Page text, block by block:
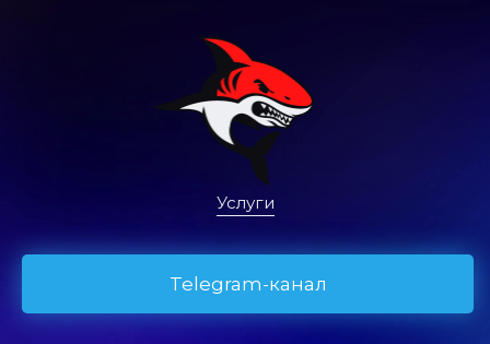
Услуги
Telegram-канал